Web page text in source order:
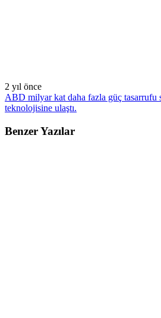
2 yıl önce
ABD milyar kat daha fazla güç tasarrufu
teknolojisine ulaştı.
Benzer Yazılar